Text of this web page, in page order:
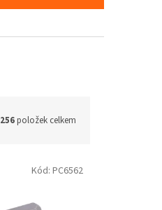
256položek celkem
Kód: PC6562